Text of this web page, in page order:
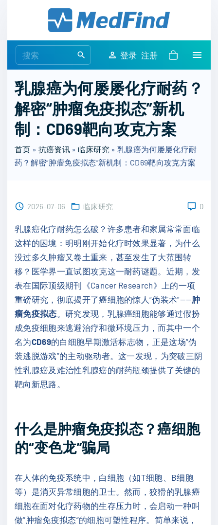
e
c
h
f
r
:
登录 注册
乳腺癌为何屡屡化疗耐药？
解密“肿瘤免疫拟态”新机
制：CD69靶向攻克方案
首页 » 抗癌资讯» 临床研究 »乳腺癌为何屡屡化疗耐
药？解密“肿瘤免疫拟态”新机制：CD69靶向攻克方案
2026-07-06 临床研究 0
乳腺癌化疗耐药怎么破？许多患者和家属常常面临
这样的困境：明明刚开始化疗时效果显著，为什么
没过多久肿瘤又卷土重来，甚至发生了大范围转
移？医学界一直试图攻克这一耐药谜题。近期，发
表在国际顶级期刊《Cancer Research》上的一项
重磅研究，彻底揭开了癌细胞的惊人“伪装术”——肿
瘤免疫拟态。研究发现，乳腺癌细胞能够通过假扮
成免疫细胞来逃避治疗和微环境压力，而其中一个
名为CD69的白细胞早期激活标志物，正是这场“伪
装逃脱游戏”的主动驱动者。这一发现，为突破三阴
性乳腺癌及难治性乳腺癌的耐药瓶颈提供了关键的
靶向新思路。
什么是肿瘤免疫拟态？癌细胞
的“变色龙”骗局
在人体的免疫系统中，白细胞（如T细胞、B细胞
等）是消灭异常细胞的卫士。然而，狡猾的乳腺癌
细胞在面对化疗药物的生存压力时，会启动一种叫
做“肿瘤免疫拟态”的细胞可塑性程序。简单来说，